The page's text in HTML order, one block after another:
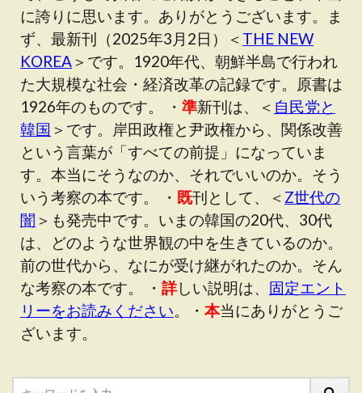
に誇りに思います。ありがとうございます。ま
ず、最新刊（2025年3月2日）＜ THE NEW
KOREA＞です。1920年代、朝鮮半島で行われ
た大規模な社会・経済改革の記録です。原書は
1926年のものです。 ・ 準新刊は、＜ 自民党と
韓国 ＞です。岸田政権と尹政権から、関係改善
という言葉が「すべての前提」になっていま
す。本当にそうなのか、それでいいのか。そう
いう考察の本です。 ・ 既刊として、＜ Z世代の
闇 ＞も発売中です。いまの韓国の20代、30代
は、どのような世界観の中を生きているのか。
前の世代から、なにが受け継がれたのか。そん
な考察の本です。 ・ 詳しい説明は、 固定エント
リーをお読みください。・ 本当にありがとうご
ざいます。